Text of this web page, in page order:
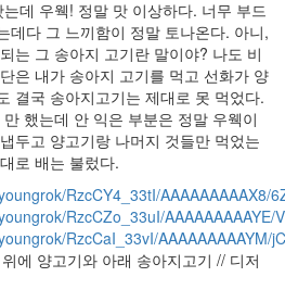
데 우웩! 정말 맛 이상하다. 너무 부드
데다 그 느끼함이 정말 토나온다. 아니,
는 그 송아지 고기란 말이야? 나도 비
은 내가 송아지 고기를 먹고 선화가 양
결국 송아지고기는 제대로 못 먹었다.
했는데 안 익은 부분은 정말 우웩이
두고 양고기랑 나머지 것들만 먹었는
로 배는 불렀다.
RzcCY4_33tI/AAAAAAAAAX8/
RzcCZo_33uI/
RzcCaI_33vI/AAAAAAAAAYM/
에 양고기와 아래 송아지고기 // 디저